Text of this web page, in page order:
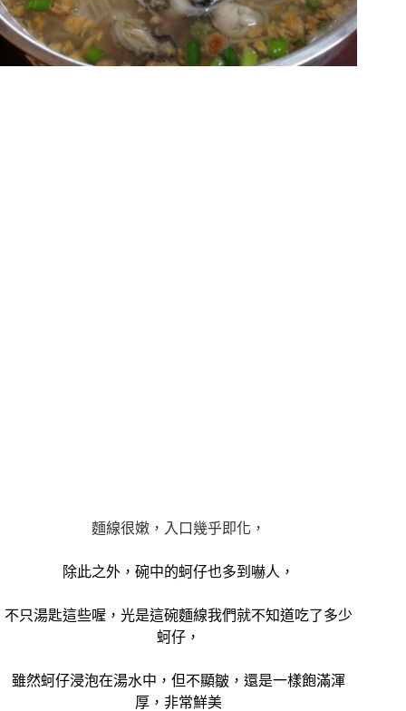
麵線很嫩，入口幾乎即化，
除此之外，碗中的蚵仔也多到嚇人，
不只湯匙這些喔，光是這碗麵線我們就不知道吃了多少
蚵仔，
雖然蚵仔浸泡在湯水中，但不顯皺，還是一樣飽滿渾
厚，非常鮮美